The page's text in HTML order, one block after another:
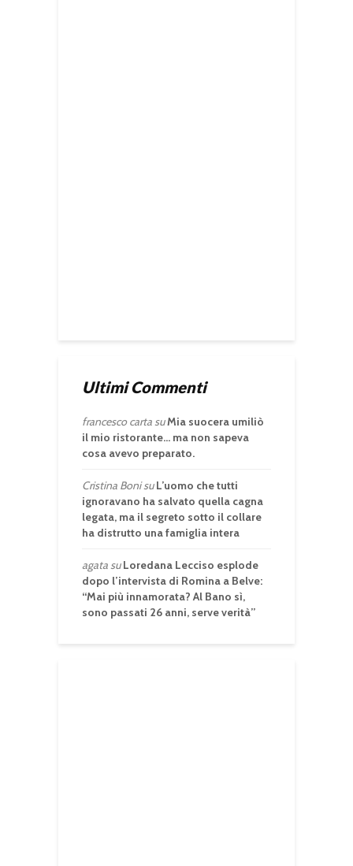
Ultimi Commenti
francesco cartasuMia suocera umiliò
il mio ristorante… ma non sapeva
cosa avevo preparato.
Cristina BonisuL’uomo che tutti
ignoravano ha salvato quella cagna
legata, ma il segreto sotto il collare
ha distrutto una famiglia intera
agatasuLoredana Lecciso esplode
dopo l’intervista di Romina a Belve:
“Mai più innamorata? Al Bano sì,
sono passati 26 anni, serve verità”